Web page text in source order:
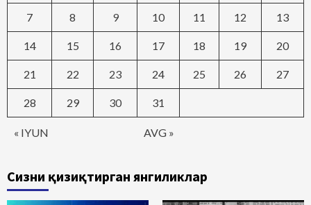
« IYUN AVG »
7 8 9 10 11 12 13
14 15 16 17 18 19 20
21 22 23 24 25 26 27
28 29 30 31
Сизни қизиқтирган янгиликлар